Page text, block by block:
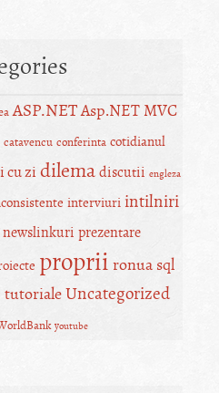
ASP.NETAsp.NET MVC
catavencu conferinta cotidianul
cu zi dilema discutii engleza
interviuri intilniri
newslinkuri prezentare
proprii ronua sql
tutorialeUncategorized
youtube